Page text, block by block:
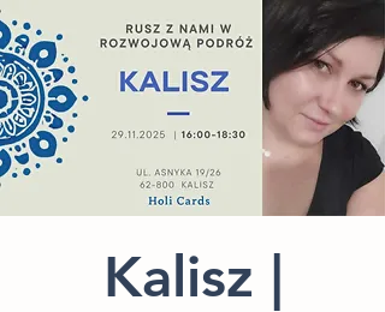
Kalisz |